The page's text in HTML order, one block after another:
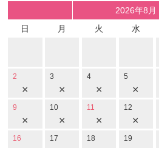
2026年8月
日
月 火 水
2
×
3
×
4
×
5
×
9
×
10
×
11
×
12
×
16 17 18 19